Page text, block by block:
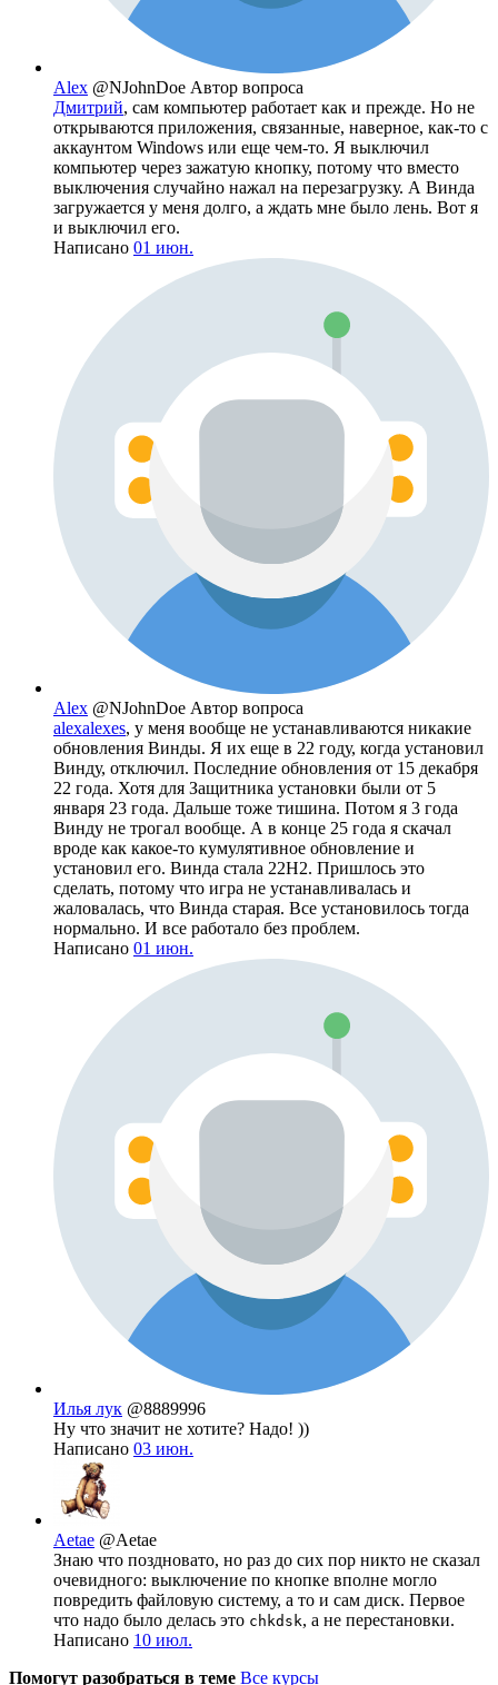
Alex @NJohnDoe Автор вопроса
Дмитрий, сам компьютер работает как и прежде. Но не
открываются приложения, связанные, наверное, как-то с
аккаунтом Windows или еще чем-то. Я выключил
компьютер через зажатую кнопку, потому что вместо
выключения случайно нажал на перезагрузку. А Винда
загружается у меня долго, а ждать мне было лень. Вот я
и выключил его.
Написано 01 июн.
Alex @NJohnDoe Автор вопроса
alexalexes, у меня вообще не устанавливаются никакие
обновления Винды. Я их еще в 22 году, когда установил
Винду, отключил. Последние обновления от 15 декабря
22 года. Хотя для Защитника установки были от 5
января 23 года. Дальше тоже тишина. Потом я 3 года
Винду не трогал вообще. А в конце 25 года я скачал
вроде как какое-то кумулятивное обновление и
установил его. Винда стала 22H2. Пришлось это
сделать, потому что игра не устанавливалась и
жаловалась, что Винда старая. Все установилось тогда
нормально. И все работало без проблем.
Написано 01 июн.
Илья лук @8889996
Ну что значит не хотите? Надо! ))
Написано 03 июн.
Aetae @Aetae
Знаю что поздновато, но раз до сих пор никто не сказал
очевидного: выключение по кнопке вполне могло
повредить файловую систему, а то и сам диск. Первое
что надо было делась это chkdsk, а не перестановки.
Написано 10 июл.
Помогут разобраться в теме Все курсы